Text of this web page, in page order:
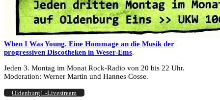
When I Was Young. Eine Hommage an die Musik der
progressiven Discotheken in Weser-Ems.
Jeden 3. Montag im Monat Rock-Radio von 20 bis 22 Uhr.
Moderation: Werner Martin und Hannes Cosse.
Oldenburg1 -Livestream